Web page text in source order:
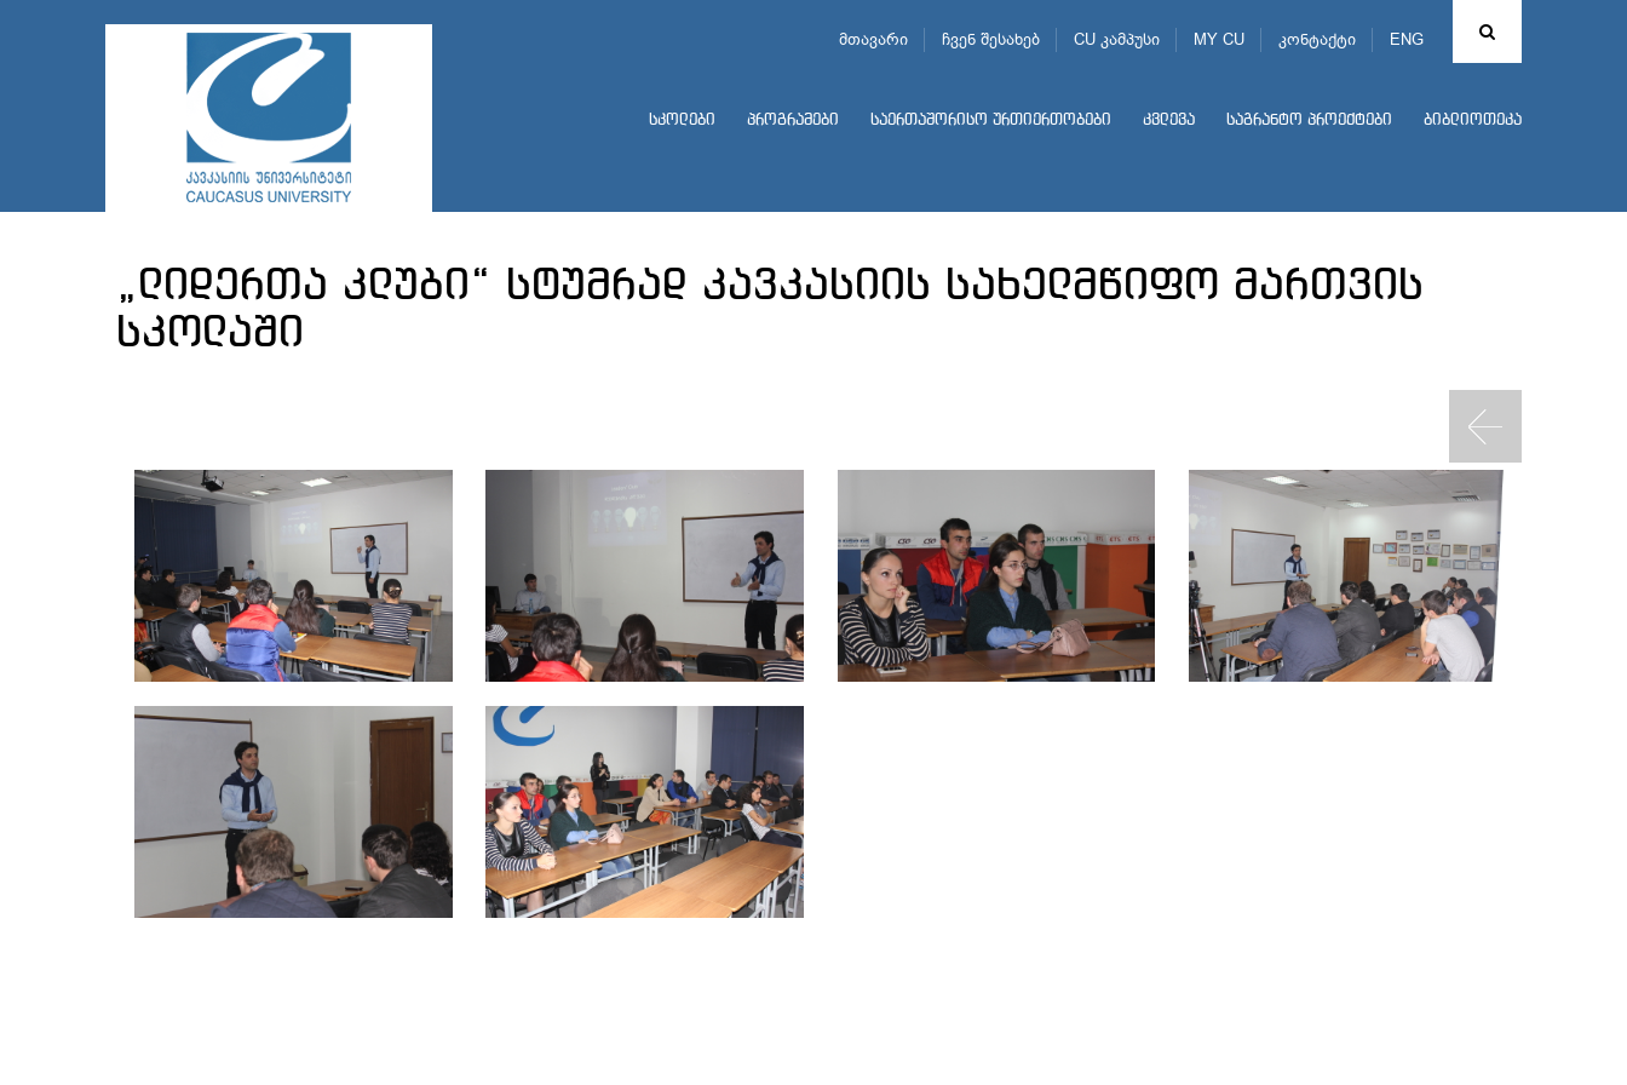
ENG
მთავარი ჩვენ შესახებ CU კამპუსი MY CU კონტაქტი
სკოლები პროგრამები საერთაშორისო ურთიერთობები კვლევა საგრანტო პროექტები ბიბლიოთეკა
„ლიდერთა კლუბი“ სტუმრად კავკასიის სახელმწიფო მართვის
სკოლაში